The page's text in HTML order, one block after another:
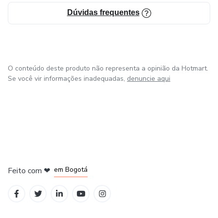
mais sobre si mesmos e ressignificar sua trajetória.
espaço para escolhas mais livres, conscientes e
sustentáveis.
Dúvidas frequentes
O conteúdo deste produto não representa a opinião da Hotmart.
Se você vir informações inadequadas, denuncie aqui
Feito com ❤ em Bogotá